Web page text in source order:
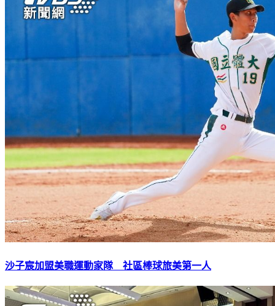
沙子宸加盟美職運動家隊 社區棒球旅美第一人